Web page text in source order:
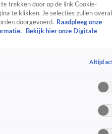
RealityCrimeVideo's
trekken door op de link Cookie-
te klikken. Je selecties zullen overal
doorgevoerd. Raadpleeg onze
Bekijk hier onze Digitale
Altijd